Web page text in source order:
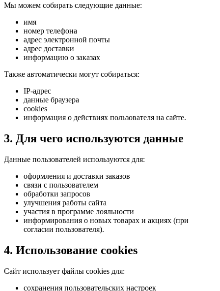
Мы можем собирать следующие данные:
имя
номер телефона
адрес электронной почты
адрес доставки
информацию о заказах
Также автоматически могут собираться:
IP‑адрес
данные браузера
cookies
информация о действиях пользователя на сайте.
3. Для чего используются данные
Данные пользователей используются для:
оформления и доставки заказов
связи с пользователем
обработки запросов
улучшения работы сайта
участия в программе лояльности
информирования о новых товарах и акциях (при
согласии пользователя).
4. Использование cookies
Сайт использует файлы cookies для:
сохранения пользовательских настроек